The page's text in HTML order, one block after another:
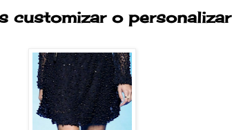
customizar o personalizar